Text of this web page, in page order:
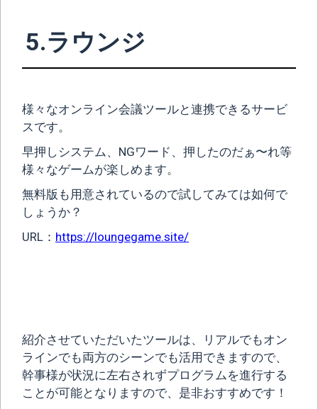
5.ラウンジ
様々なオンライン会議ツールと連携できるサービ
スです。
早押しシステム、NGワード、押したのだぁ〜れ等
様々なゲームが楽しめます。
無料版も用意されているので試してみては如何で
しょうか？
URL： https://loungegame.site/
紹介させていただいたツールは、リアルでもオン
ラインでも両方のシーンでも活用できますので、
幹事様が状況に左右されずプログラムを進行する
ことが可能となりますので、是非おすすめです！